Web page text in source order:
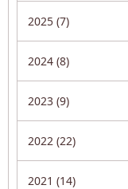
2025 (7)
2024 (8)
2023 (9)
2022 (22)
2021 (14)